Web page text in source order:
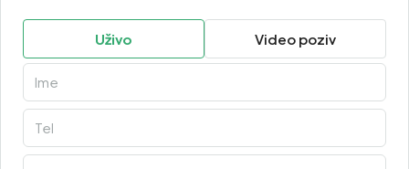
Uživo Video poziv